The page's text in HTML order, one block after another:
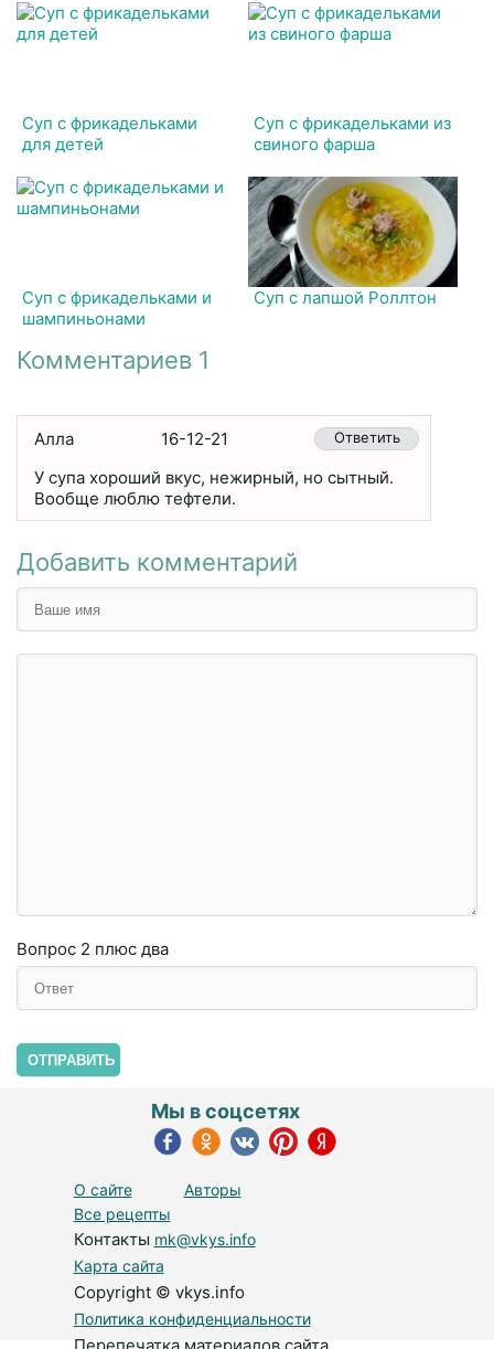
Суп с фрикадельками
для детей
Суп с фрикадельками из
свиного фарша
Суп с фрикадельками и
шампиньонами
Суп с лапшой Роллтон
Комментариев 1
Алла 16-12-21 Ответить
У супа хороший вкус, нежирный, но сытный.
Вообще люблю тефтели.
Добавить комментарий
Вопрос 2 плюc двa
ОТПРАВИТЬ
О сайте
Авторы
Все рецепты
Контакты mk@vkys.info
Карта сайта
Copyright © vkys.info
Политика конфиденциальности
Мы в соцсетях